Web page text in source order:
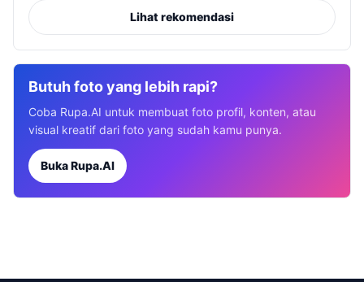
Lihat rekomendasi
Butuh foto yang lebih rapi?
Coba Rupa.AI untuk membuat foto profil, konten, atau
visual kreatif dari foto yang sudah kamu punya.
Buka Rupa.AI